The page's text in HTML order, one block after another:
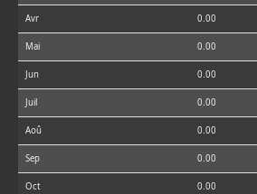
Avr 0.00
Mai 0.00
Jun 0.00
Juil 0.00
Aoû 0.00
Sep 0.00
Oct 0.00